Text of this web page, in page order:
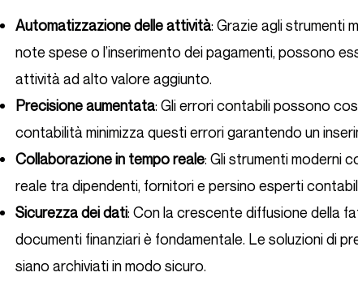
Automatizzazione delle attività: Grazie agli strumenti
note spese o l’inserimento dei pagamenti, possono
attività ad alto valore aggiunto.
Precisione aumentata: Gli errori contabili possono
contabilità minimizza questi errori garantendo un
Collaborazione in tempo reale: Gli strumenti moderni
reale tra dipendenti, fornitori e persino esperti
Sicurezza dei dati: Con la crescente diffusione della
documenti finanziari è fondamentale. Le soluzioni di
siano archiviati in modo sicuro.